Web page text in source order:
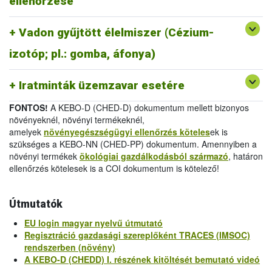
Vadon gyűjtött élelmiszer (Cézium-
izotóp; pl.: gomba, áfonya)
Iratminták üzemzavar esetére
melléklet/
IV.
-Egészségügyi bizonyítvány 2011/884/EU III.
- Vizsgálati jelentés 2011/884/EU IV.
melléklet/Analytical Report 2011/884/EU Annex IV
FONTOS! A KEBO-D (CHED-D) dokumentum mellett bizonyos
növényeknél, növényi termékeknél,
amelyek növényegészségügyi ellenőrzés kötelesek is
szükséges a KEBO-NN (CHED-PP) dokumentum. Amennyiben a
növényi termékek ökológiai gazdálkodásból származó, határon
ellenőrzés kötelesek is a COI dokumentum is kötelező!
Útmutatók
EU login magyar nyelvű útmutató
Regisztráció gazdasági szereplőként TRACES (IMSOC)
rendszerben (növény)
A KEBO-D (CHEDD) I. részének kitöltését bemutató videó